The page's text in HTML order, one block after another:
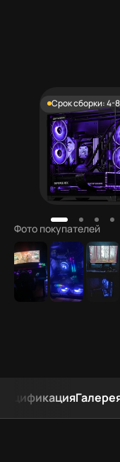
Срок сборки: 4-
Фото покупателей